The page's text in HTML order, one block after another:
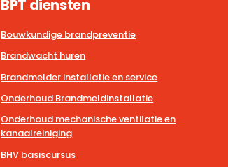
BPT diensten
Bouwkundige brandpreventie
Brandwacht huren
Brandmelder installatie en service
Onderhoud Brandmeldinstallatie
Onderhoud mechanische ventilatie en
kanaalreiniging
BHV basiscursus